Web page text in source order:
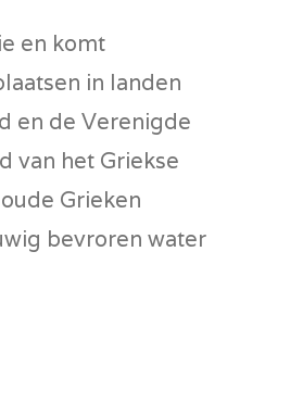
en komt
in landen
en de Verenigde
van het Griekse
oude Grieken
bevroren water